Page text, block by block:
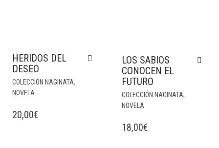
HERIDOS DEL
DESEO
COLECCIÓN NAGINATA,
NOVELA
20,00€
LOS SABIOS
CONOCEN EL
FUTURO
COLECCIÓN NAGINATA,
NOVELA
18,00€